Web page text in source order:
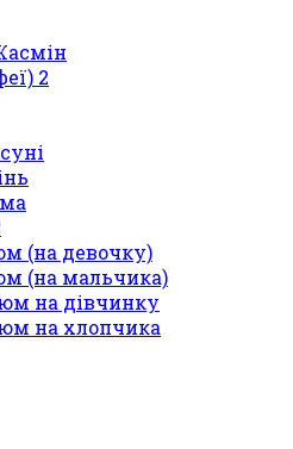
2
(на девочку)
(на мальчика)
на дівчинку
на хлопчика